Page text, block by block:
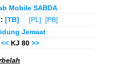
Mobile SABDA
: [TB] [PL]
[PB]
Jemaat
<< KJ 80 >>